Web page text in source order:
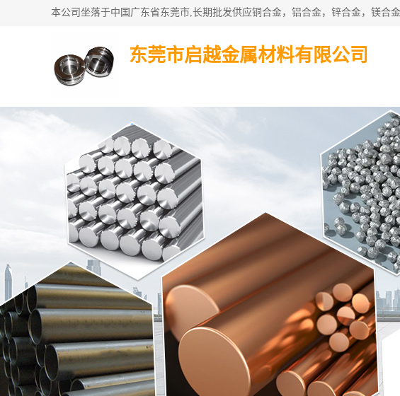
东莞市启越金属材料有限公司